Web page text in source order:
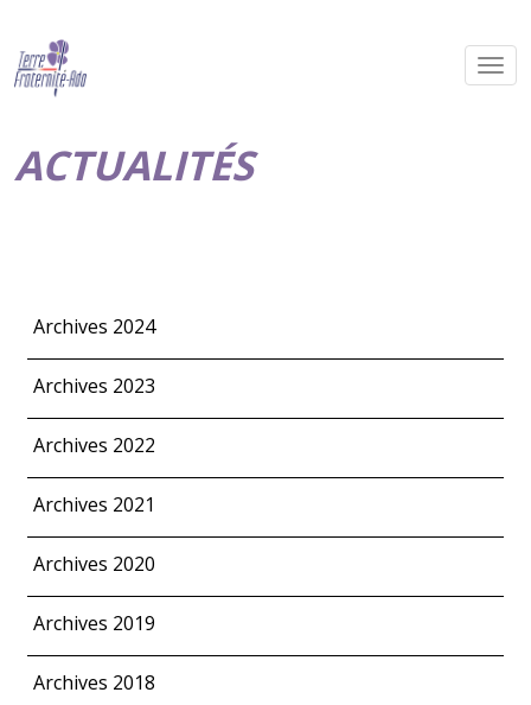
ACTUALITÉS
Archives 2024
Archives 2023
Archives 2022
Archives 2021
Archives 2020
Archives 2019
Archives 2018